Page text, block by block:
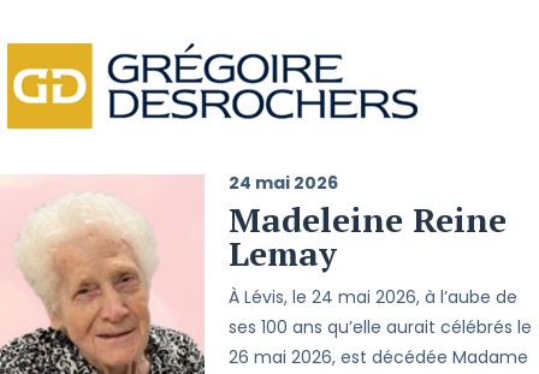
24 mai 2026
Madeleine Reine
Lemay
À Lévis, le 24 mai 2026, à l’aube de
ses 100 ans qu’elle aurait célébrés le
26 mai 2026, est décédée Madame